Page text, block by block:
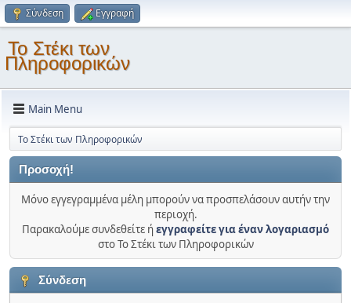
Σύνδεση Εγγραφή
Το Στέκι των
Πληροφορικών
Main Menu
Το Στέκι των Πληροφορικών
Προσοχή!
Μόνο εγγεγραμμένα μέλη μπορούν να προσπελάσουν αυτήν την
περιοχή.
Παρακαλούμε συνδεθείτε ήεγγραφείτε για έναν λογαριασμό
στο Το Στέκι των Πληροφορικών
Σύνδεση